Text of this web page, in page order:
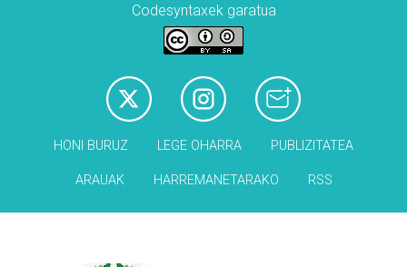
Codesyntaxek garatua
HONI BURUZ LEGE OHARRA PUBLIZITATEA
ARAUAK HARREMANETARAKO RSS